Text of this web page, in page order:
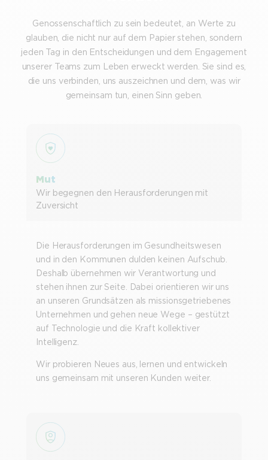
Genossenschaftlich zu sein bedeutet, an Werte zu
glauben, die nicht nur auf dem Papier stehen, sondern
jeden Tag in den Entscheidungen und dem Engagement
unserer Teams zum Leben erweckt werden. Sie sind es,
die uns verbinden, uns auszeichnen und dem, was wir
gemeinsam tun, einen Sinn geben.
Mut
Wir begegnen den Herausforderungen mit
Zuversicht
Die Herausforderungen im Gesundheitswesen
und in den Kommunen dulden keinen Aufschub.
Deshalb übernehmen wir Verantwortung und
stehen ihnen zur Seite. Dabei orientieren wir uns
an unseren Grundsätzen als missionsgetriebenes
Unternehmen und gehen neue Wege – gestützt
auf Technologie und die Kraft kollektiver
Intelligenz.
Wir probieren Neues aus, lernen und entwickeln
uns gemeinsam mit unseren Kunden weiter.